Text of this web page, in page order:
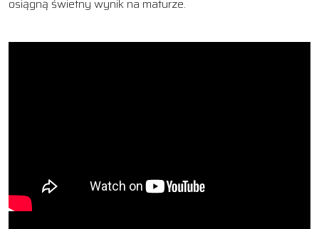
osiągną świetny wynik na maturze.